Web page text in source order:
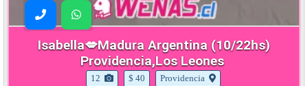
Isabella💋Madura Argentina (10/22hs)
Providencia,Los Leones
12 $ 40 Providencia